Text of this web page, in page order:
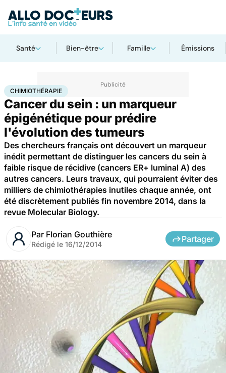
Santé Bien-être Famille Émissions
AccueilSantéMaladies Chimiothérapie
CHIMIOTHÉRAPIE
Cancer du sein : un marqueur
épigénétique pour prédire
l'évolution des tumeurs
Des chercheurs français ont découvert un marqueur
inédit permettant de distinguer les cancers du sein à
faible risque de récidive (cancers ER+ luminal A) des
autres cancers. Leurs travaux, qui pourraient éviter des
milliers de chimiothérapies inutiles chaque année, ont
été discrètement publiés fin novembre 2014, dans la
revue Molecular Biology.
Par Florian Gouthière
Rédigé le 16/12/2014
Partager